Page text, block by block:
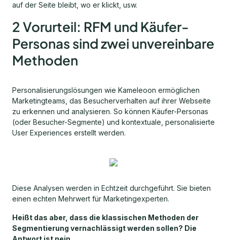
auf der Seite bleibt, wo er klickt, usw.
2 Vorurteil: RFM und Käufer-
Personas sind zwei unvereinbare
Methoden
Personalisierungslösungen wie Kameleoon ermöglichen
Marketingteams, das Besucherverhalten auf ihrer Webseite
zu erkennen und analysieren. So können Käufer-Personas
(oder Besucher-Segmente) und kontextuale, personalisierte
User Experiences erstellt werden.
Diese Analysen werden in Echtzeit durchgeführt. Sie bieten
einen echten Mehrwert für Marketingexperten.
Heißt das aber, dass die klassischen Methoden der
Segmentierung vernachlässigt werden sollen? Die